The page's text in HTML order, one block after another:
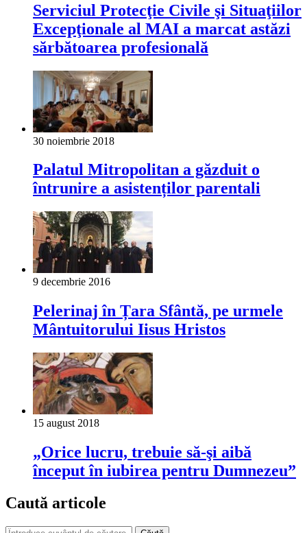
Serviciul Protecţie Civile şi Situaţiilor
Excepţionale al MAI a marcat astăzi
sărbătoarea profesională
30 noiembrie 2018
Palatul Mitropolitan a găzduit o
întrunire a asistenților parentali
9 decembrie 2016
Pelerinaj în Țara Sfântă, pe urmele
Mântuitorului Iisus Hristos
15 august 2018
„Orice lucru, trebuie să-şi aibă
început în iubirea pentru Dumnezeu”
Caută articole